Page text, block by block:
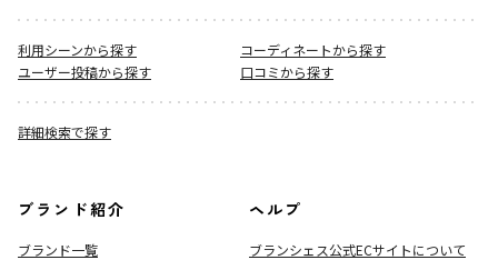
利用シーンから探す
コーディネートから探す
ユーザー投稿から探す
口コミから探す
詳細検索で探す
ブランド紹介
ブランド一覧
ヘルプ
ブランシェス公式ECサイトについて